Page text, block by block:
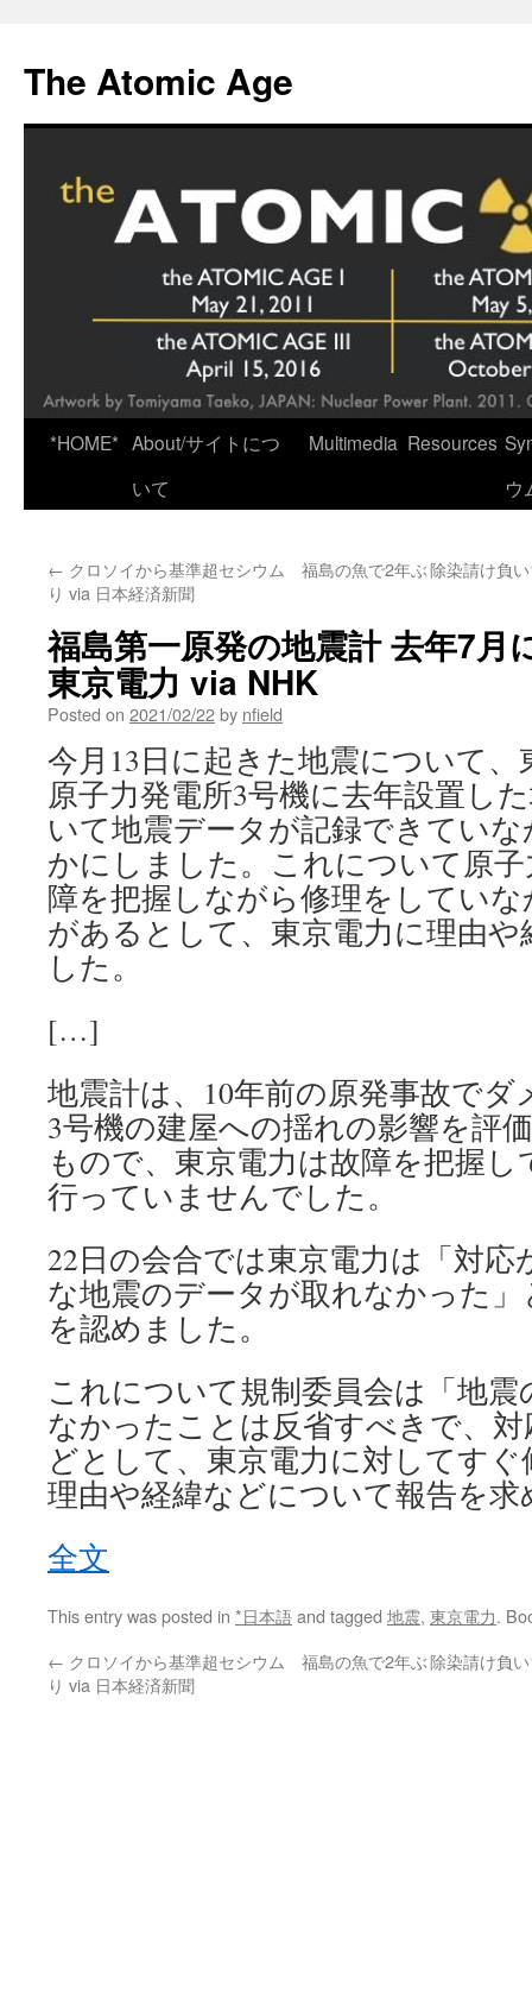
content
The Atomic Age
*HOME* About/サイトにつ
いて
Multimedia Resources
ウ
← クロソイから基準超セシウム 福島の魚で2年ぶ
り via 日本経済新聞
除染請け負
福島第一原発の地震計 去年7月
東京電力 via NHK
Posted on 2021/02/22by nfield
今月13日に起きた地震について、
原子力発電所3号機に去年設置し
いて地震データが記録できてい
かにしました。これについて原
障を把握しながら修理をしてい
があるとして、東京電力に理由
した。
[…]
地震計は、10年前の原発事故で
3号機の建屋への揺れの影響を評
もので、東京電力は故障を把握
行っていませんでした。
22日の会合では東京電力は「対
な地震のデータが取れなかった
を認めました。
これについて規制委員会は「地
なかったことは反省すべきで、
どとして、東京電力に対してす
理由や経緯などについて報告を
全文
This entry was posted in *日本語and tagged 地震, 東京電力.
← クロソイから基準超セシウム 福島の魚で2年ぶ
り via 日本経済新聞
除染請け負